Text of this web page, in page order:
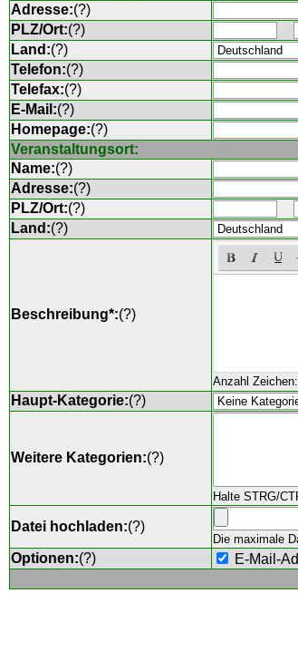
Adresse:(?)
PLZ/Ort:(?)
Land:(?)
Telefon:(?)
Telefax:(?)
E-Mail:(?)
Homepage:(?)
Veranstaltungsort:
Name:(?)
Adresse:(?)
PLZ/Ort:(?)
Land:(?)
Beschreibung*:(?)
Anzahl Zeichen:
Haupt-Kategorie:(?)
Weitere Kategorien:(?)
Halte STRG/
Datei hochladen:(?)
Die maximale
Optionen:(?) E-Mail-